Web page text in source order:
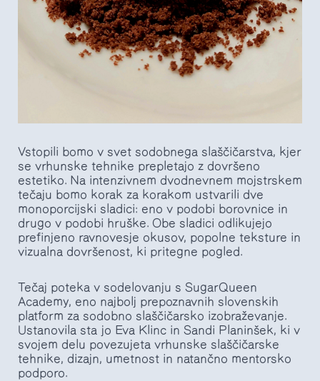
Vstopili bomo v svet sodobnega slaščičarstva, kjer
se vrhunske tehnike prepletajo z dovršeno
estetiko. Na intenzivnem dvodnevnem mojstrskem
tečaju bomo korak za korakom ustvarili dve
monoporcijski sladici: eno v podobi borovnice in
drugo v podobi hruške. Obe sladici odlikujejo
prefinjeno ravnovesje okusov, popolne teksture in
vizualna dovršenost, ki pritegne pogled.
Tečaj poteka v sodelovanju s SugarQueen
Academy, eno najbolj prepoznavnih slovenskih
platform za sodobno slaščičarsko izobraževanje.
Ustanovila sta jo Eva Klinc in Sandi Planinšek, ki v
svojem delu povezujeta vrhunske slaščičarske
tehnike, dizajn, umetnost in natančno mentorsko
podporo.